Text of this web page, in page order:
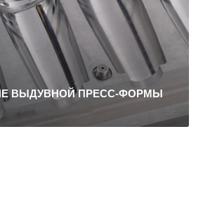
ВЫДУВНОЙ ПРЕСС-ФОРМЫ